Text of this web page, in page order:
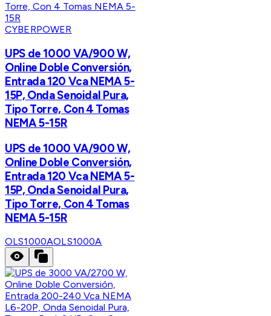
CYBERPOWER
UPS de 1000 VA/900 W,
Online Doble Conversión,
Entrada 120 Vca NEMA 5-
15P, Onda Senoidal Pura,
Tipo Torre, Con 4 Tomas
NEMA 5-15R
UPS de 1000 VA/900 W,
Online Doble Conversión,
Entrada 120 Vca NEMA 5-
15P, Onda Senoidal Pura,
Tipo Torre, Con 4 Tomas
NEMA 5-15R
OLS1000AOLS1000A